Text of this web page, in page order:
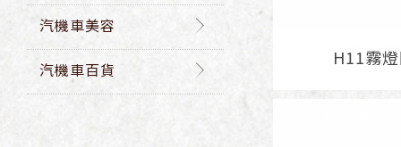
汽機車美容
汽機車百貨
H11霧